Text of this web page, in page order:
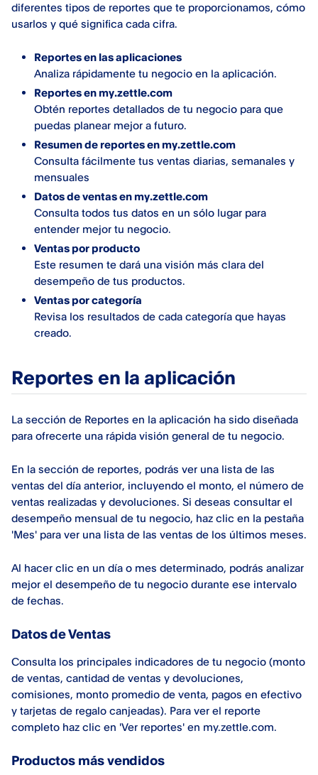
diferentes tipos de reportes que te proporcionamos, cómo
usarlos y qué significa cada cifra.
Reportes en las aplicaciones
Analiza rápidamente tu negocio en la aplicación.
Reportes en my.zettle.com
Obtén reportes detallados de tu negocio para que
puedas planear mejor a futuro.
Resumen de reportes en my.zettle.com
Consulta fácilmente tus ventas diarias, semanales y
mensuales
Datos de ventas en my.zettle.com
Consulta todos tus datos en un sólo lugar para
entender mejor tu negocio.
Ventas por producto
Este resumen te dará una visión más clara del
desempeño de tus productos.
Ventas por categoría
Revisa los resultados de cada categoría que hayas
creado.
Reportes en la aplicación
La sección de Reportes en la aplicación ha sido diseñada
para ofrecerte una rápida visión general de tu negocio.
En la sección de reportes, podrás ver una lista de las
ventas del día anterior, incluyendo el monto, el número de
ventas realizadas y devoluciones. Si deseas consultar el
desempeño mensual de tu negocio, haz clic en la pestaña
'Mes' para ver una lista de las ventas de los últimos meses.
Al hacer clic en un día o mes determinado, podrás analizar
mejor el desempeño de tu negocio durante ese intervalo
de fechas.
Datos de Ventas
Consulta los principales indicadores de tu negocio (monto
de ventas, cantidad de ventas y devoluciones,
comisiones, monto promedio de venta, pagos en efectivo
y tarjetas de regalo canjeadas). Para ver el reporte
completo haz clic en 'Ver reportes' en my.zettle.com.
Productos más vendidos